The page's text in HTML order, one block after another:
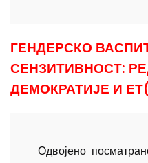
ГЕНДЕРСКО
СЕНЗИТИВНОСТ:
ДЕМОКРАТИЈЕ И
Одвојено